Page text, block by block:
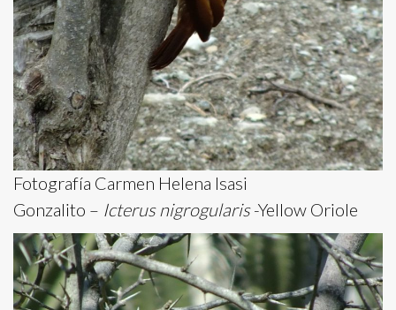
Fotografía Carmen Helena Isasi
Gonzalito – Icterus nigrogularis-Yellow Oriole